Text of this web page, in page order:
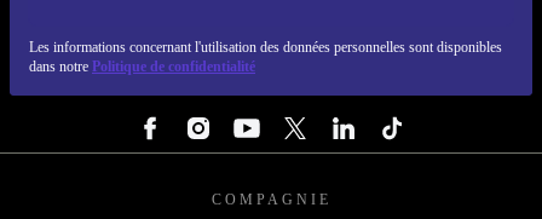
Les informations concernant l'utilisation des données personnelles sont disponibles
dans notre Politique de confidentialité
COMPAGNIE